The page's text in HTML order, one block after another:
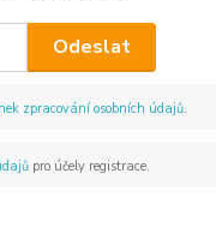
Odeslat
zpracování osobních údajů.
pro účely registrace.